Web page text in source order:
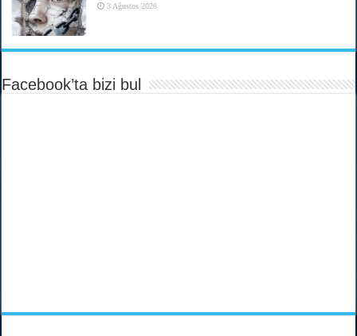
3 Ağustos 2026
Facebook’ta bizi bul